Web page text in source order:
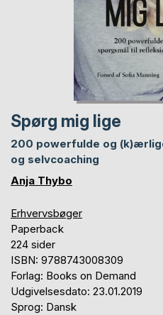
Spørg mig lige
200 powerfulde og
og selvcoaching
Anja Thybo
Erhvervsbøger
Paperback
224 sider
ISBN: 9788743008309
Forlag: Books on Demand
Udgivelsesdato: 23.01.2019
Sprog: Dansk